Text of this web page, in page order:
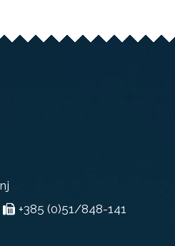
+385 (0)51/848-141